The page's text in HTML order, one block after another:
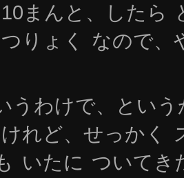
まんと、したら
りょく なので
うわけで、とい
れど、せっかく
いたに ついてき